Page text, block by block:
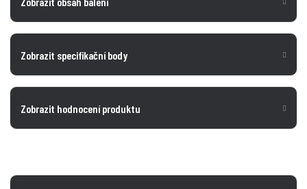
Zobrazit specifikační body
Zobrazit hodnocení produktu